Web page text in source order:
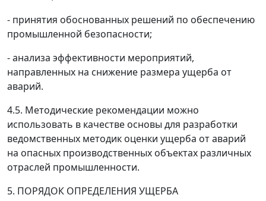
- принятия обоснованных решений по обеспечению
промышленной безопасности;
- анализа эффективности мероприятий,
направленных на снижение размера ущерба от
аварий.
4.5. Методические рекомендации можно
использовать в качестве основы для разработки
ведомственных методик оценки ущерба от аварий
на опасных производственных объектах различных
отраслей промышленности.
5. ПОРЯДОК ОПРЕДЕЛЕНИЯ УЩЕРБА